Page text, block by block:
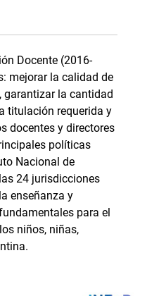
Docente (2016-
mejorar la calidad de
la cantidad
titulación requerida y
docentes y directores
políticas
Nacional de
24 jurisdicciones
enseñanza y
para el
niños, niñas,